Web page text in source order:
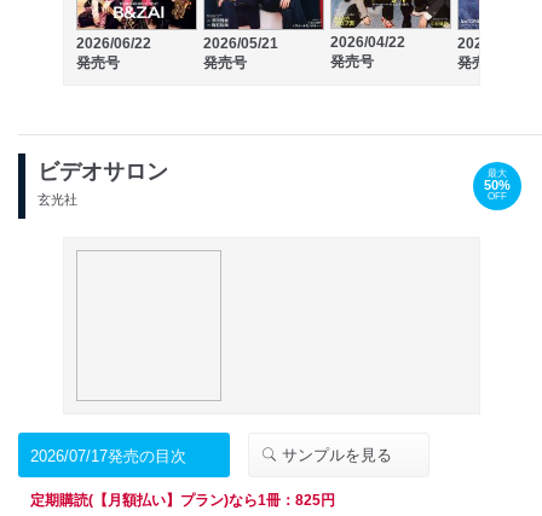
2026/06/22
発売号
2026/05/21
発売号
2026/04/22
発売号
2026/03/21
発売号
ビデオサロン
玄光社
最大
50%
OFF
2026/07/17発売の目次 サンプルを見る
定期購読(【月額払い】プラン)なら1冊：825円